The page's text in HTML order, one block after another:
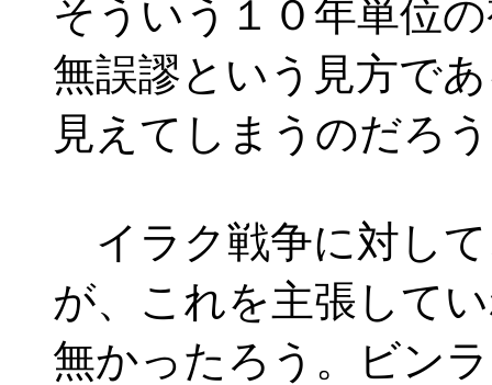
そういう１０年単位
無誤謬という見方で
見えてしまうのだろ
イラク戦争に対して
が、これを主張して
無かったろう。ビン